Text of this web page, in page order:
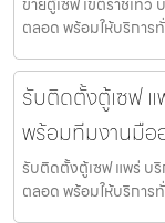
ตลอด พร้อมให้บริการทั่
รับติดตั้งตู้เซฟ
พร้อมทีมงานมือ
รับติดตั้งตู้เซฟ แพร่ บ
ตลอด พร้อมให้บริการ